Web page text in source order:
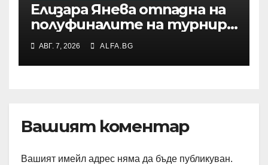
Елизара Янева отпадна на
полуфиналите на турнир
по тенис УТА 125 във
Варшава, ще запише ново
рекордно класиране в
АВГ. 7, 2026 ALFA.BG
Вашият коментар
Вашият имейл адрес няма да бъде публикуван.